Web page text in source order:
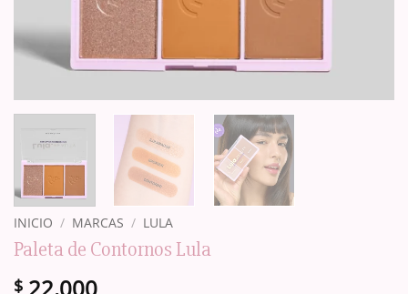
INICIO / MARCAS / LULA
Paleta de Contornos Lula
$